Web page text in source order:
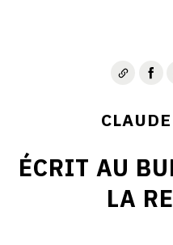
ÉCRIT AU
LA